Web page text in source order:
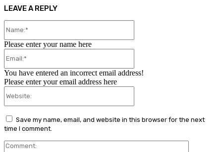
LEAVE A REPLY
Please enter your name here
You have entered an incorrect email address!
Please enter your email address here
Save my name, email, and website in this browser for the next
time I comment.